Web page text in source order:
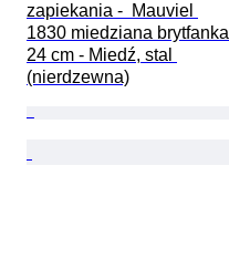
zapiekania -  Mauviel
1830 miedziana brytfanka
24 cm - Miedź, stal
(nierdzewna)